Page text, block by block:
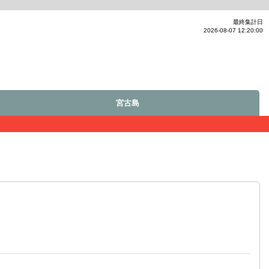
最終集計日
2026-08-07 12:20:00
宮古島